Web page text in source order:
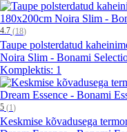
4.7 (18)
Taupe polsterdatud
Noira Slim - Bonami
Komplektis: 1
5 (1)
Keskmise kõvadusega